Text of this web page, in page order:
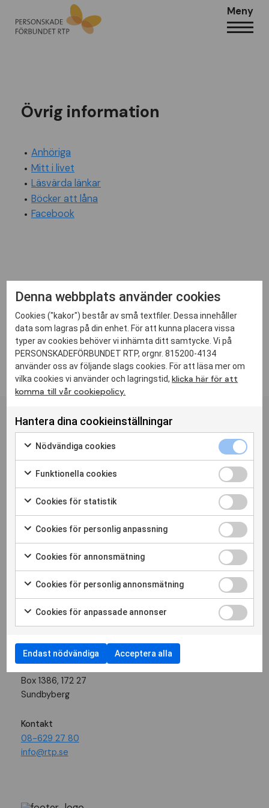
Meny
Övrig information
Anhöriga
Mitt i livet
Läsvärda länkar
Böcker att låna
Facebook
Personskadeförbundet RTPs
nyhetsbrev
Hitta din förening
Medlemstidningen Liv
Cookiepolicy
Cookie-inställningar
Följ oss
Besöksadress
Postadress
Box 1386, 172 27
Sundbyberg
Kontakt
08-629 27 80
info@rtp.se
Denna webbplats använder cookies
Cookies ("kakor") består av små textfiler. Dessa innehåller
data som lagras på din enhet. För att kunna placera vissa
typer av cookies behöver vi inhämta ditt samtycke. Vi på
PERSONSKADEFÖRBUNDET RTP, orgnr. 815200-4134
använder oss av följande slags cookies. För att läsa mer om
vilka cookies vi använder och lagringstid,klicka här för att
komma till vår cookiepolicy.
Hantera dina cookieinställningar
Nödvändiga cookies
Funktionella cookies
Cookies för statistik
Cookies för personlig anpassning
Cookies för annonsmätning
Cookies för personlig annonsmätning
Cookies för anpassade annonser
Endast nödvändiga Acceptera alla